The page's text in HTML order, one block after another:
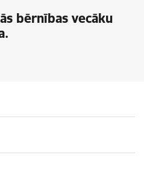
bērnības vecāku